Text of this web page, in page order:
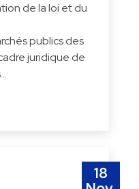
de la loi et du
publics des
juridique de
18